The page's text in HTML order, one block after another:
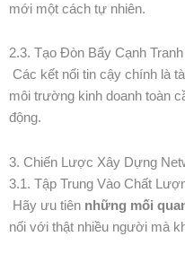
mới một cách tự nhiên.
2.3. Tạo Đòn Bẩy Cạnh
Các kết nối tin cậy chính là
môi trường kinh doanh toàn
động.
3. Chiến Lược Xây Dựng
3.1. Tập Trung Vào Chất
Hãy ưu tiên những mối
nối với thật nhiều người mà